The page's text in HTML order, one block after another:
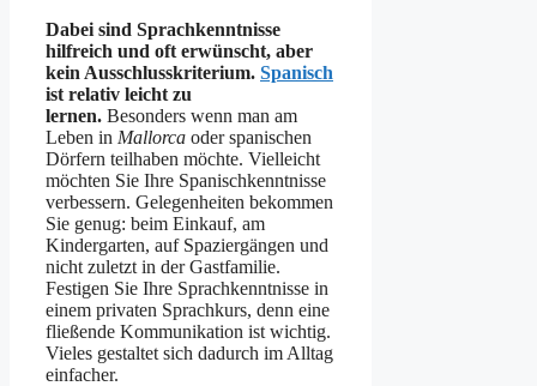
Dabei sind Sprachkenntnisse
hilfreich und oft erwünscht, aber
kein Ausschlusskriterium. Spanisch
ist relativ leicht zu
lernen. Besonders wenn man am
Leben in Mallorca oder spanischen
Dörfern teilhaben möchte. Vielleicht
möchten Sie Ihre Spanischkenntnisse
verbessern. Gelegenheiten bekommen
Sie genug: beim Einkauf, am
Kindergarten, auf Spaziergängen und
nicht zuletzt in der Gastfamilie.
Festigen Sie Ihre Sprachkenntnisse in
einem privaten Sprachkurs, denn eine
fließende Kommunikation ist wichtig.
Vieles gestaltet sich dadurch im Alltag
einfacher.